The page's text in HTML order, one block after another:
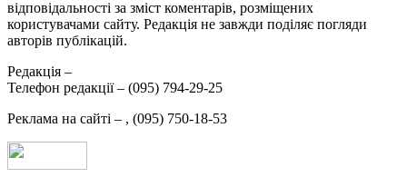
відповідальності за зміст коментарів, розміщених
користувачами сайту. Редакція не завжди поділяє погляди
авторів публікацій.
Редакція –
Телефон редакції – (095) 794-29-25
Реклама на сайті – , (095) 750-18-53